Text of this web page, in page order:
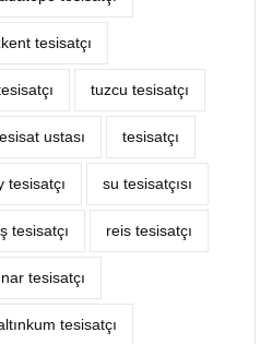
tesisatçı
tuzcu tesisatçı
ustası tesisatçı
tesisatçı su tesisatçısı
tesisatçı reis tesisatçı
tesisatçı
tesisatçı